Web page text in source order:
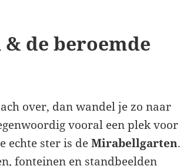
de beroemde
over, dan wandel je zo naar
vooral een plek voor
echte ster is deMirabellgarten.
fonteinen en standbeelden